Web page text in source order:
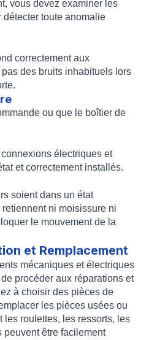
vous devez examiner les
toute anomalie
correctement aux
des bruits inhabituels lors
ou que le boîtier de
électriques et
et correctement installés.
soient dans un état
ni moisissure ni
le mouvement de la
et Remplacement
mécaniques et électriques
procéder aux réparations et
à choisir des pièces de
les pièces usées ou
les roulettes, les ressorts, les
être facilement